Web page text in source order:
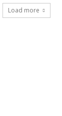
Load more